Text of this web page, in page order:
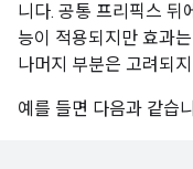
니다. 공통 프리픽스 뒤
능이 적용되지만 효과
나머지 부분은 고려되
예를 들면 다음과 같습